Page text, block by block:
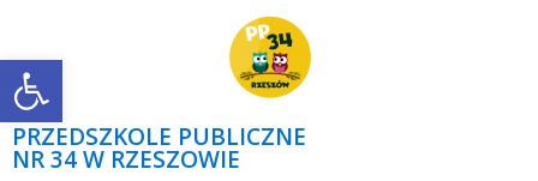
Open toolbar
PRZEDSZKOLE PUBLICZNE
NR 34 W RZESZOWIE